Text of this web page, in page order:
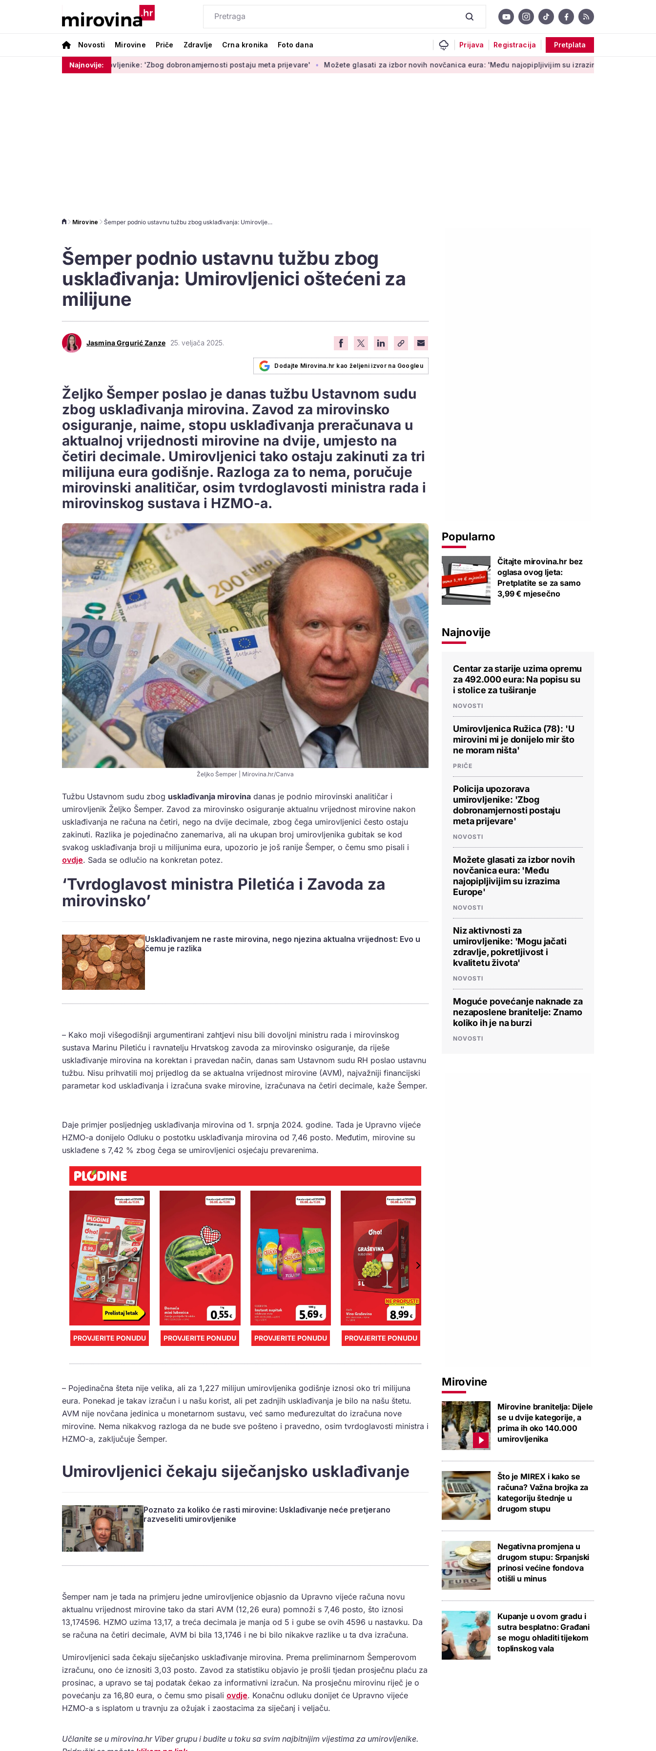
Novosti Mirovine Priče Zdravlje Crna kronika Foto dana Prijava Registracija Pretplata
Najnovije:
upozorava umirovljenike: 'Zbog dobronamjernosti postaju meta prijevare' Možete glasati za izbor novih novčanica eura: 'Među najopipljivijim su izrazima Europe' Niz aktivnosti za
Mirovine Šemper podnio ustavnu tužbu zbog usklađivanja: Umirovljenici oštećeni za milijune
Šemper podnio ustavnu tužbu zbog
usklađivanja: Umirovljenici oštećeni za
milijune
Jasmina Grgurić Zanze 25. veljača 2025.
Dodajte Mirovina.hr kao željeni izvor na Googleu
Željko Šemper poslao je danas tužbu Ustavnom sudu
zbog usklađivanja mirovina. Zavod za mirovinsko
osiguranje, naime, stopu usklađivanja preračunava u
aktualnoj vrijednosti mirovine na dvije, umjesto na
četiri decimale. Umirovljenici tako ostaju zakinuti za tri
milijuna eura godišnje. Razloga za to nema, poručuje
mirovinski analitičar, osim tvrdoglavosti ministra rada i
mirovinskog sustava i HZMO-a.
Željko Šemper | Mirovina.hr/Canva
Tužbu Ustavnom sudu zbog usklađivanja mirovina danas je podnio mirovinski analitičar i
umirovljenik Željko Šemper. Zavod za mirovinsko osiguranje aktualnu vrijednost mirovine nakon
usklađivanja ne računa na četiri, nego na dvije decimale, zbog čega umirovljenici često ostaju
zakinuti. Razlika je pojedinačno zanemariva, ali na ukupan broj umirovljenika gubitak se kod
svakog usklađivanja broji u milijunima eura, upozorio je još ranije Šemper, o čemu smo pisali i
ovdje. Sada se odlučio na konkretan potez.
‘Tvrdoglavost ministra Piletića i Zavoda za
mirovinsko’
Usklađivanjem ne raste mirovina, nego njezina aktualna vrijednost: Evo u
čemu je razlika
– Kako moji višegodišnji argumentirani zahtjevi nisu bili dovoljni ministru rada i mirovinskog
sustava Marinu Piletiću i ravnatelju Hrvatskog zavoda za mirovinsko osiguranje, da riješe
usklađivanje mirovina na korektan i pravedan način, danas sam Ustavnom sudu RH poslao ustavnu
tužbu. Nisu prihvatili moj prijedlog da se aktualna vrijednost mirovine (AVM), najvažniji financijski
parametar kod usklađivanja i izračuna svake mirovine, izračunava na četiri decimale, kaže Šemper.
Daje primjer posljednjeg usklađivanja mirovina od 1. srpnja 2024. godine. Tada je Upravno vijeće
HZMO-a donijelo Odluku o postotku usklađivanja mirovina od 7,46 posto. Međutim, mirovine su
usklađene s 7,42 % zbog čega se umirovljenici osjećaju prevarenima.
PROVJERITE PONUDU PROVJERITE PONUDU PROVJERITE PONUDU PROVJERITE PONUDU
– Pojedinačna šteta nije velika, ali za 1,227 milijun umirovljenika godišnje iznosi oko tri milijuna
eura. Ponekad je takav izračun i u našu korist, ali pet zadnjih usklađivanja je bilo na našu štetu.
AVM nije novčana jedinica u monetarnom sustavu, već samo međurezultat do izračuna nove
mirovine. Nema nikakvog razloga da ne bude sve pošteno i pravedno, osim tvrdoglavosti ministra i
HZMO-a, zaključuje Šemper.
Umirovljenici čekaju siječanjsko usklađivanje
Poznato za koliko će rasti mirovine: Usklađivanje neće pretjerano
razveseliti umirovljenike
Šemper nam je tada na primjeru jedne umirovljenice objasnio da Upravno vijeće računa novu
aktualnu vrijednost mirovine tako da stari AVM (12,26 eura) pomnoži s 7,46 posto, što iznosi
13,174596. HZMO uzima 13,17, a treća decimala je manja od 5 i gube se ovih 4596 u nastavku. Da
se računa na četiri decimale, AVM bi bila 13,1746 i ne bi bilo nikakve razlike u ta dva izračuna.
Umirovljenici sada čekaju siječanjsko usklađivanje mirovina. Prema preliminarnom Šemperovom
izračunu, ono će iznositi 3,03 posto. Zavod za statistiku objavio je prošli tjedan prosječnu plaću za
prosinac, a upravo se taj podatak čekao za informativni izračun. Na prosječnu mirovinu riječ je o
povećanju za 16,80 eura, o čemu smo pisali ovdje. Konačnu odluku donijet će Upravno vijeće
HZMO-a s isplatom u travnju za ožujak i zaostacima za siječanj i veljaču.
Učlanite se u mirovina.hr Viber grupu i budite u toku sa svim najbitnijim vijestima za umirovljenike.
Popularno
Čitajte mirovina.hr bez
oglasa ovog ljeta:
Pretplatite se za samo
3,99 € mjesečno
Najnovije
Centar za starije uzima opremu
za 492.000 eura: Na popisu su
i stolice za tuširanje
NOVOSTI
Umirovljenica Ružica (78): 'U
mirovini mi je donijelo mir što
ne moram ništa'
PRIČE
Policija upozorava
umirovljenike: 'Zbog
dobronamjernosti postaju
meta prijevare'
NOVOSTI
Možete glasati za izbor novih
novčanica eura: 'Među
najopipljivijim su izrazima
Europe'
NOVOSTI
Niz aktivnosti za
umirovljenike: 'Mogu jačati
zdravlje, pokretljivost i
kvalitetu života'
NOVOSTI
Moguće povećanje naknade za
nezaposlene branitelje: Znamo
koliko ih je na burzi
NOVOSTI
Mirovine
Mirovine branitelja: Dijele
se u dvije kategorije, a
prima ih oko 140.000
umirovljenika
Što je MIREX i kako se
računa? Važna brojka za
kategoriju štednje u
drugom stupu
Negativna promjena u
drugom stupu: Srpanjski
prinosi većine fondova
otišli u minus
Kupanje u ovom gradu i
sutra besplatno: Građani
se mogu ohladiti tijekom
toplinskog vala